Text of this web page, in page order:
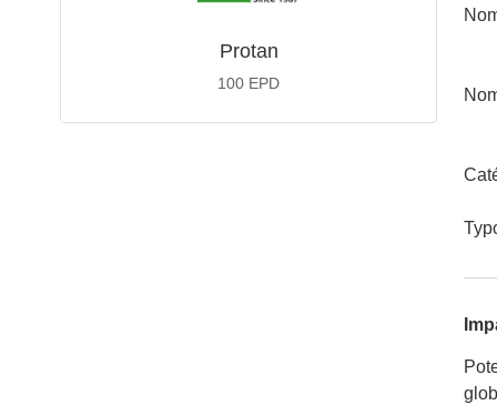
Protan
100 EPD